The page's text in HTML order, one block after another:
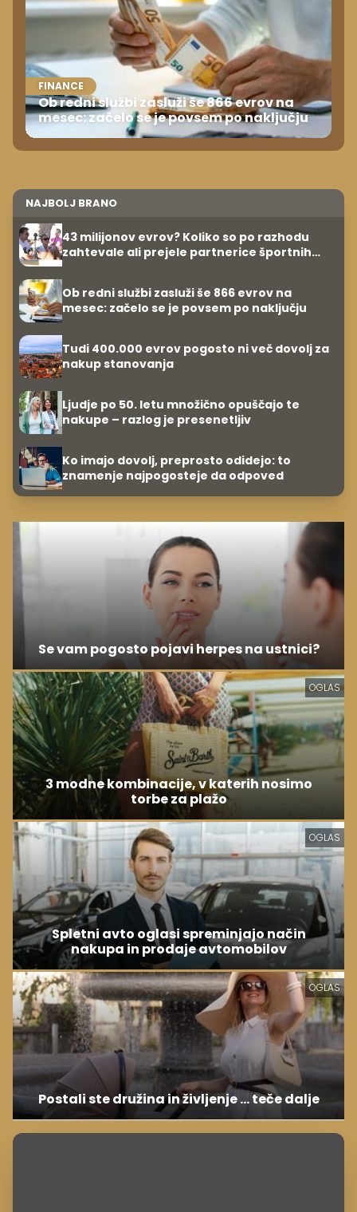
FINANCE
Ob redni službi zasluži še 866 evrov na
mesec: začelo se je povsem po naključju
NAJBOLJ BRANO
43 milijonov evrov? Koliko so po razhodu
zahtevale ali prejele partnerice športnih
Ob redni službi zasluži še 866 evrov na
mesec: začelo se je povsem po naključju
Tudi 400.000 evrov pogosto ni več dovolj za
nakup stanovanja
Ljudje po 50. letu množično opuščajo te
nakupe – razlog je presenetljiv
Ko imajo dovolj, preprosto odidejo: to
znamenje najpogosteje da odpoved
Se vam pogosto pojavi herpes na ustnici?
OGLAS
3 modne kombinacije, v katerih nosimo
torbe za plažo
OGLAS
Spletni avto oglasi spreminjajo način
nakupa in prodaje avtomobilov
OGLAS
Postali ste družina in življenje ... teče dalje